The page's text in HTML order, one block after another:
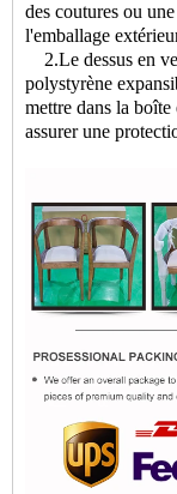
des coutures ou
l'emballage
2.Le dessus en
polystyrène
mettre dans la
assurer une